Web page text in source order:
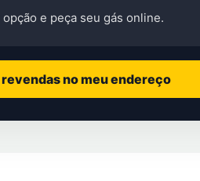
e peça seu gás online.
no meu endereço